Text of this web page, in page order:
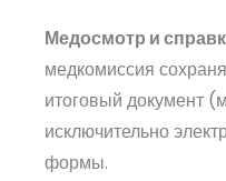
Медосмотр и
медкомиссия
итоговый документ
исключительно
формы.